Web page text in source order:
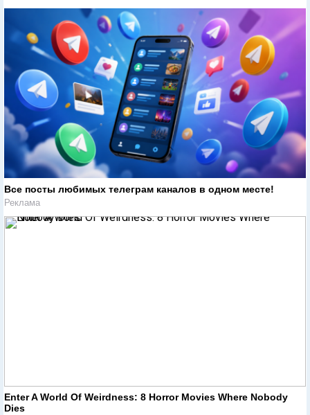
Все посты любимых телеграм каналов в одном месте!
Реклама
Enter A World Of Weirdness: 8 Horror Movies Where Nobody
Dies